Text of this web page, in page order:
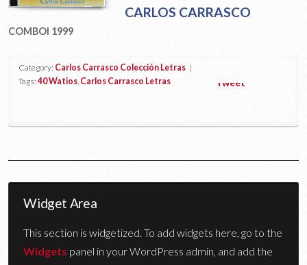
CARLOS CARRASCO
COMBOI 1999
Category: Carlos Carrasco Colección Letras |
Tags:40 Watios Carlos Carrasco Letras Tweet
Widget Area
This section is widgetized. To add widgets here, go to the
Widgets panel in your WordPress admin, and add the